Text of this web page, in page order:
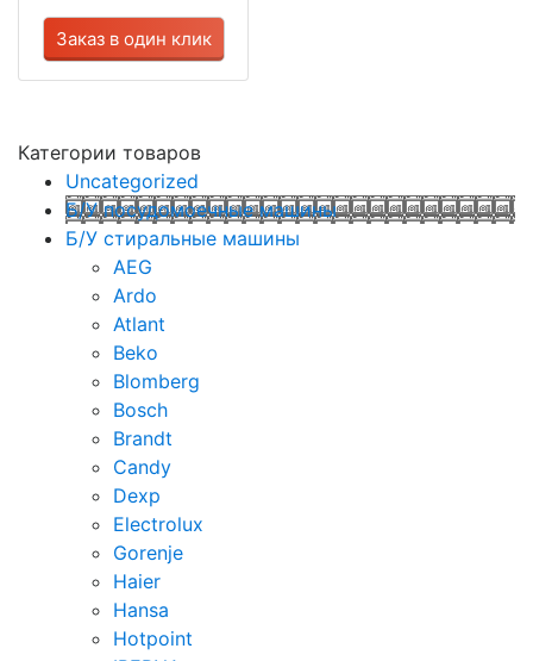
Заказ в один клик
Категории товаров
Uncategorized
Б/У посудомоечные машины
Б/У стиральные машины
AEG
Ardo
Atlant
Beko
Blomberg
Bosch
Brandt
Candy
Dexp
Electrolux
Gorenje
Haier
Hansa
Hotpoint